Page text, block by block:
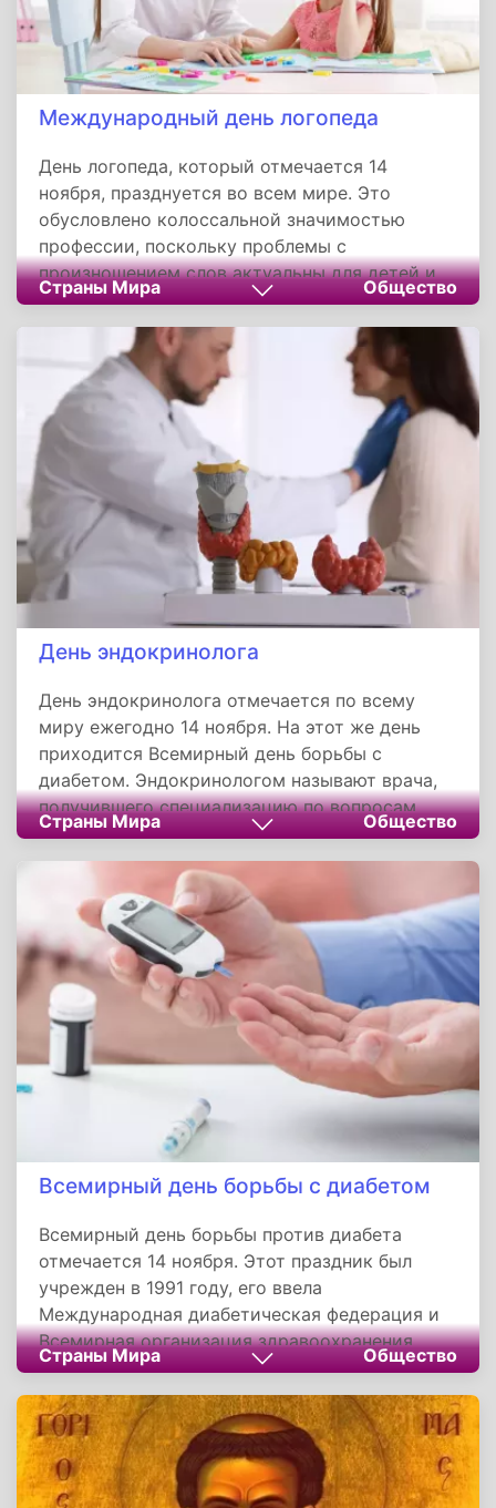
Международный день логопеда
День логопеда, который отмечается 14
ноября, празднуется во всем мире. Это
обусловлено колоссальной значимостью
профессии, поскольку проблемы с
произношением слов актуальны для детей и
взрослых. Именно логопеды позволяют
решить эти сложности успешно, даря людям
уверенность в себе и радость свободного
общения. Всемирное торжество призвано
подчеркнуть важность этой отрасли для всех
людей планеты.
Страны Мира Общество
День эндокринолога
День эндокринолога отмечается по всему
миру ежегодно 14 ноября. На этот же день
приходится Всемирный день борьбы с
диабетом. Эндокринологом называют врача,
получившего специализацию по вопросам
диагностики, профилактики и лечения
патологии эндокринной системы в
интернатуре, ординатуре или на кафедре
института последипломного образования.
Страны Мира Общество
Всемирный день борьбы с диабетом
Всемирный день борьбы против диабета
отмечается 14 ноября. Этот праздник был
учрежден в 1991 году, его ввела
Международная диабетическая федерация и
Всемирная организация здравоохранения.
Праздник стал ответом на угрозу роста
заболеваемости диабетом в мире.
Страны Мира Общество